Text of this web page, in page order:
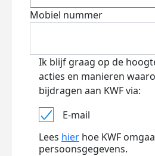
Mobiel nummer
Ik blijf graag op de
acties en manieren
bijdragen aan KWF via:
E-mail
Lees hier hoe KWF
persoonsgegevens.